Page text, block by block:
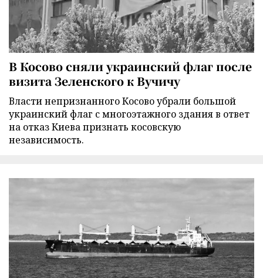
В Косово сняли украинский флаг после
визита Зеленского к Вучичу
Власти непризнанного Косово убрали большой
украинский флаг с многоэтажного здания в ответ
на отказ Киева признать косовскую
независимость.